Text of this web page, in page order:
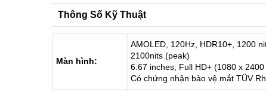
Thông Số Kỹ Thuật
Màn hình:
AMOLED, 120Hz, HDR10+, 1200
2100nits (peak)
6.67 inches, Full HD+ (1080 x 2400
Có chứng nhận bảo vệ mắt TÜV